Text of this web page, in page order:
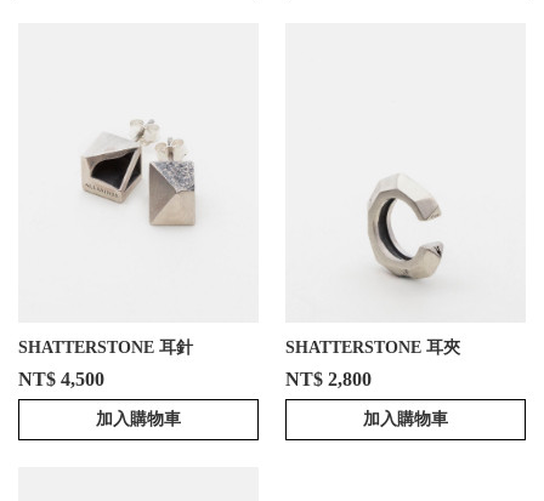
SHATTERSTONE 耳針
NT$ 4,500
加入購物車
SHATTERSTONE 耳夾
NT$ 2,800
加入購物車